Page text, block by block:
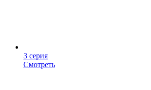
3 серия
Смотреть